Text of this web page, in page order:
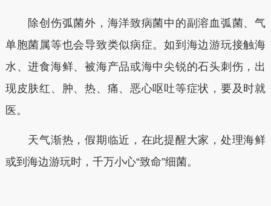
除创伤弧菌外，海洋致病菌中的副溶血弧菌、气
单胞菌属等也会导致类似病症。如到海边游玩接触海
水、进食海鲜、被海产品或海中尖锐的石头刺伤，出
现皮肤红、肿、热、痛、恶心呕吐等症状，要及时就
医。
天气渐热，假期临近，在此提醒大家，处理海鲜
或到海边游玩时，千万小心“致命”细菌。